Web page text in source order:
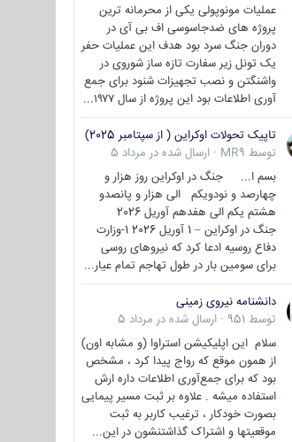
عملیات مونوپولی یکی از محرمانه ترین
پروژه های ضدجاسوسی اف بی آی در
دوران جنگ سرد بود هدف این عملیات حفر
یک تونل زیر سفارت تازه ساز شوروی در
واشنگتن و نصب تجهیزات شنود برای جمع
آوری اطلاعات بود این پروژه از سال ۱۹۷۷...
تاپیک تحولات اوکراین ( از سپتامبر 2025)
توسط MR9
· ارسال شده در مرداد 5
بسم ا... جنگ در اوکراین روز هزار و
چهارصد و نودویکم الی هزار و پانصدو
هشتم یکم الی هفدهم آوریل 2026
جنگ در اوکراین – 1 آوریل 2026 1-وزارت
دفاع روسیه ادعا کرد که نیروهای روسی
برای سومین بار در طول تهاجم تمام عیار...
دانشنامه نیروی زمینی
توسط 951
· ارسال شده در مرداد 5
سلام این اپلیکیشن استراوا (و مشابه اون)
از همون موقع که رواج پیدا کرد ، مشخص
بود که برای جمع‌آوری اطلاعات داره ارش
استفاده میشه . علاوه بر ثبت مسیر پیمایی
بصورت خودکار ، ترغیب کاربر به ثبت
موقعیتها و اشتراک‌ گذاشتنشون در این...